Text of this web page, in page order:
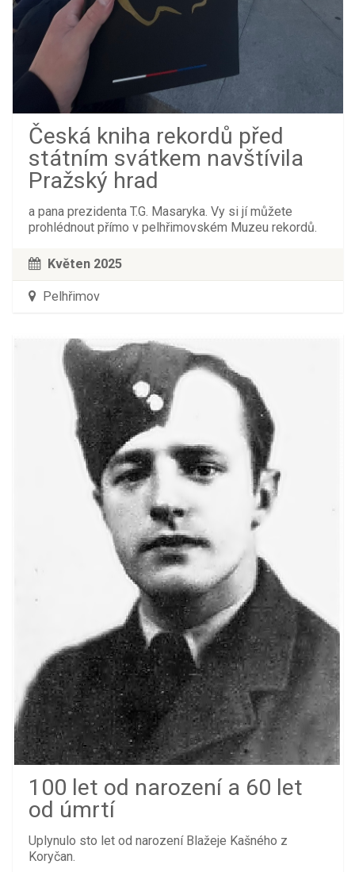
Česká kniha rekordů před
státním svátkem navštívila
Pražský hrad
a pana prezidenta T.G. Masaryka. Vy si jí můžete
prohlédnout přímo v pelhřimovském Muzeu rekordů.
Květen 2025
Pelhřimov
100 let od narození a 60 let
od úmrtí
Uplynulo sto let od narození Blažeje Kašného z
Koryčan.